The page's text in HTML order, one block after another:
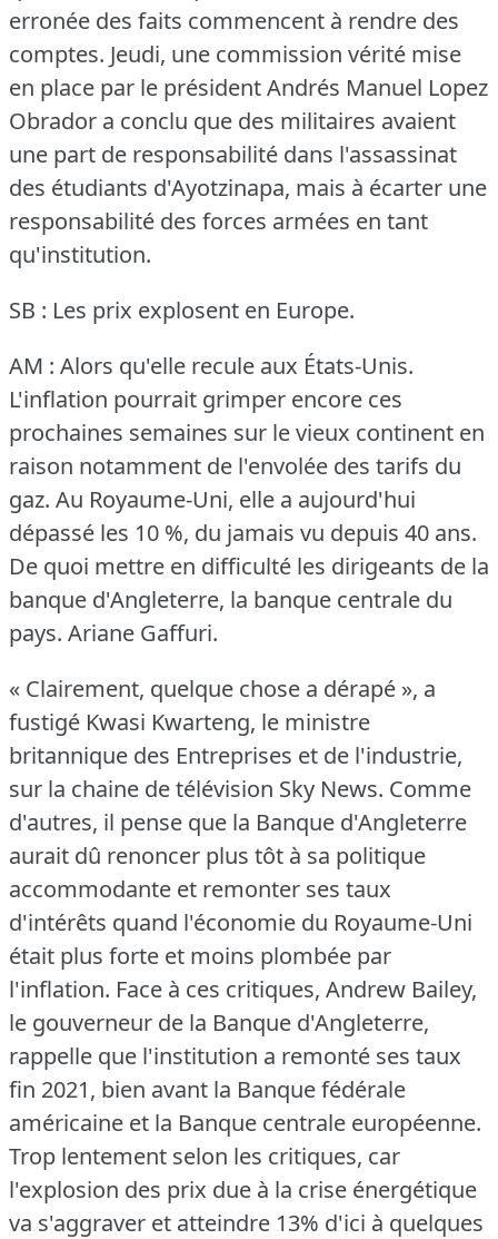
erronée des faits commencent à rendre des
comptes. Jeudi, une commission vérité mise
en place par le président Andrés Manuel Lopez
Obrador a conclu que des militaires avaient
une part de responsabilité dans l'assassinat
des étudiants d'Ayotzinapa, mais à écarter une
responsabilité des forces armées en tant
qu'institution.
SB : Les prix explosent en Europe.
AM : Alors qu'elle recule aux États-Unis.
L'inflation pourrait grimper encore ces
prochaines semaines sur le vieux continent en
raison notamment de l'envolée des tarifs du
gaz. Au Royaume-Uni, elle a aujourd'hui
dépassé les 10 %, du jamais vu depuis 40 ans.
De quoi mettre en difficulté les dirigeants de la
banque d'Angleterre, la banque centrale du
pays. Ariane Gaffuri.
« Clairement, quelque chose a dérapé », a
fustigé Kwasi Kwarteng, le ministre
britannique des Entreprises et de l'industrie,
sur la chaine de télévision Sky News. Comme
d'autres, il pense que la Banque d'Angleterre
aurait dû renoncer plus tôt à sa politique
accommodante et remonter ses taux
d'intérêts quand l'économie du Royaume-Uni
était plus forte et moins plombée par
l'inflation. Face à ces critiques, Andrew Bailey,
le gouverneur de la Banque d'Angleterre,
rappelle que l'institution a remonté ses taux
fin 2021, bien avant la Banque fédérale
américaine et la Banque centrale européenne.
Trop lentement selon les critiques, car
l'explosion des prix due à la crise énergétique
va s'aggraver et atteindre 13% d'ici à quelques